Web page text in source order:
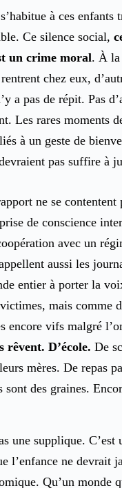
à ces enfants
Ce silence social,
un crime moral. À la
chez eux,
a pas de répit. Pas
Les rares moments
à un geste de
pas suffire à
ne se contentent
de conscience
avec un
aussi les
entier à porter la
mais comme
encore vifs malgré
rêvent. D’école. De
mères. De repas
sont des graines.
une supplique.
l’enfance ne devrait
Qu’un monde